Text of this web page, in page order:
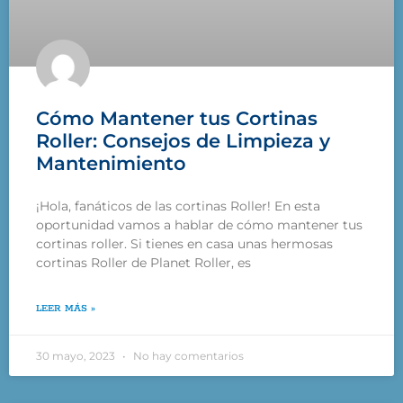
Cómo Mantener tus Cortinas
Roller: Consejos de Limpieza y
Mantenimiento
¡Hola, fanáticos de las cortinas Roller! En esta
oportunidad vamos a hablar de cómo mantener tus
cortinas roller. Si tienes en casa unas hermosas
cortinas Roller de Planet Roller, es
LEER MÁS »
30 mayo, 2023 No hay comentarios